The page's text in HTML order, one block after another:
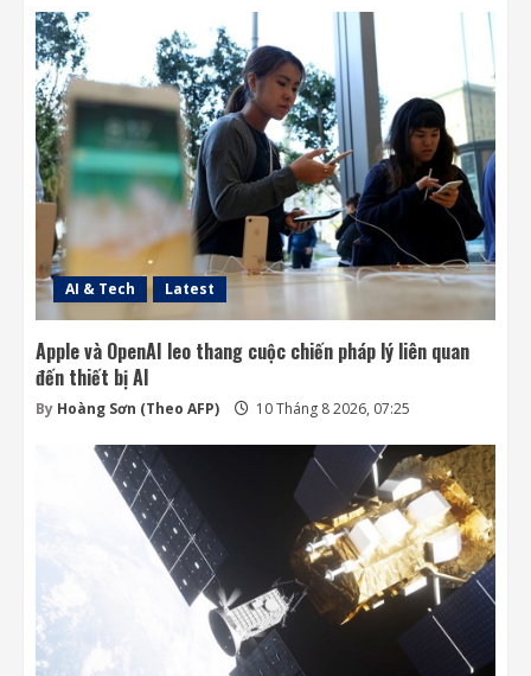
AI & Tech Latest
Apple và OpenAI leo thang cuộc chiến pháp lý liên quan
đến thiết bị AI
By Hoàng Sơn (Theo AFP) 10 Tháng 8 2026, 07:25